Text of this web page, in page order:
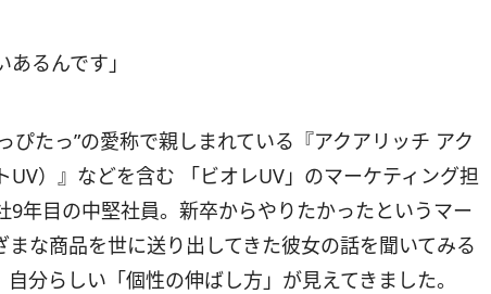
るんです」
ぴたっ”の愛称で親しまれている『アクアリッチ アク
UV）』などを含む 「ビオレUV」のマーケティング担
9年目の中堅社員。新卒からやりたかったというマー
な商品を世に送り出してきた彼女の話を聞いてみる
分らしい「個性の伸ばし方」が見えてきました。